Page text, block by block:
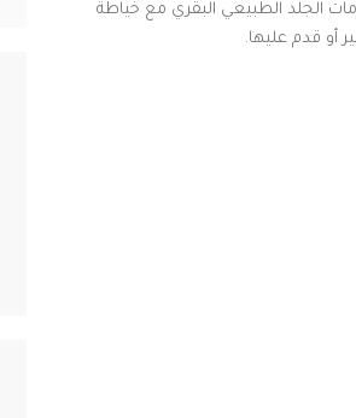
خامات الجلد الطبيعي البقري مع خياطة
أو قدم عليها.